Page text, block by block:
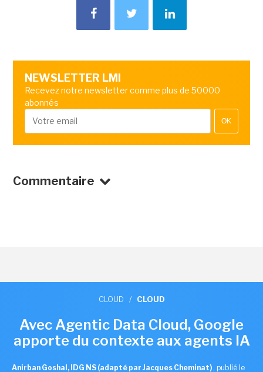
NEWSLETTER LMI
Recevez notre newsletter comme plus de 50000
abonnés
OK
Commentaire
CLOUD / CLOUD
Avec Agentic Data Cloud, Google
apporte du contexte aux agents IA
Anirban Goshal, IDG NS (adapté par Jacques Cheminat) , publié le